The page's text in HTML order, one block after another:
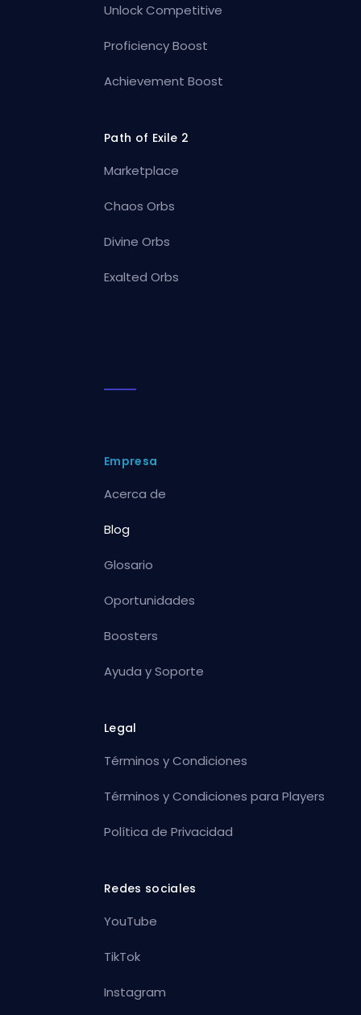
Unlock Competitive
Proficiency Boost
Achievement Boost
Path of Exile 2
Marketplace
Chaos Orbs
Divine Orbs
Exalted Orbs
Empresa
Acerca de
Blog
Glosario
Oportunidades
Boosters
Ayuda y Soporte
Legal
Términos y Condiciones
Términos y Condiciones para Players
Política de Privacidad
Redes sociales
YouTube
TikTok
Instagram